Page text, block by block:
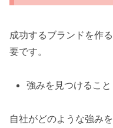
成功するブランドを作
要です。
強みを見つけること
自社がどのような強み